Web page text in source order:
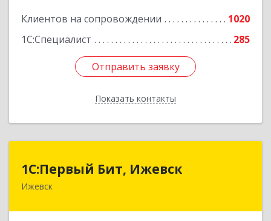
Клиентов на сопровождении
1020
1С:Специалист
285
Отправить заявку
Показать контакты
Отправить заявку
Назад
1С:Первый Бит, Ижевск
Ижевск
1С:Первый Бит, Ижевск